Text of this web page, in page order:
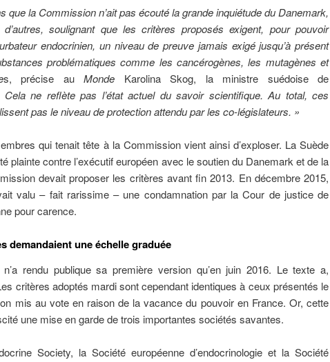
que la Commission n’ait pas écouté la grande inquiétude du Danemark,
soulignant que les critères proposés exigent, pour pouvoir
endocrinien, un niveau de preuve jamais exigé jusqu’à présent
problématiques comme les cancérogènes, les mutagènes et
s, précise au Monde Karolina Skog, la ministre suédoise de
Cela ne reflète pas l’état actuel du savoir scientifique. Au total, ces
pas le niveau de protection attendu par les co-législateurs. »
qui tenait tête à la Commission vient ainsi d’exploser. La Suède
plainte contre l’exécutif européen avec le soutien du Danemark et de la
devait proposer les critères avant fin 2013. En décembre 2015,
valu – fait rarissime – une condamnation par la Cour de justice de
pour carence.
demandaient une échelle graduée
rendu publique sa première version qu’en juin 2016. Le texte a,
critères adoptés mardi sont cependant identiques à ceux présentés le
mis au vote en raison de la vacance du pouvoir en France. Or, cette
une mise en garde de trois importantes sociétés savantes.
Society, la Société européenne d’endocrinologie et la Société